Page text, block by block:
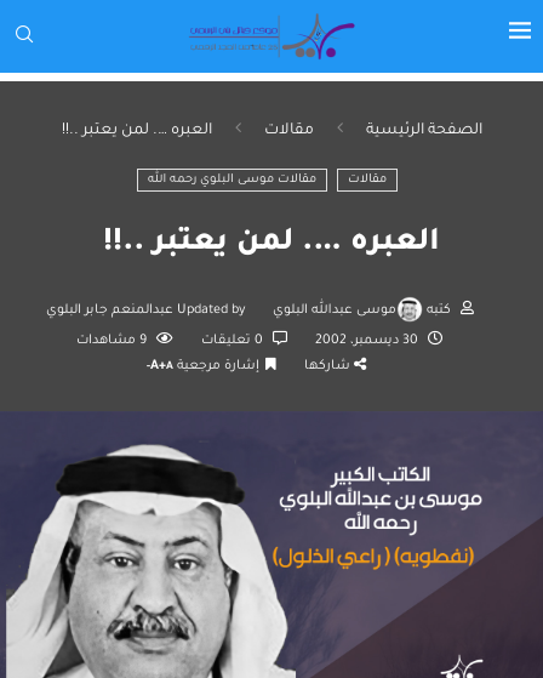
الصفحة الرئيسية مقالات العبره …. لمن يعتبر ..!!
مقالات مقالات موسى البلوي رحمه الله
العبره …. لمن يعتبر ..!!
كتبه موسى عبدالله البلوي Updated by عبدالمنعم جابر البلوي
30 ديسمبر، 2002 9 مشاهدات
شاركها
إشارة مرجعية A+A-